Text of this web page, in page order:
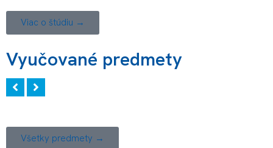
Viac o štúdiu →
Vyučované predmety
Všetky predmety →